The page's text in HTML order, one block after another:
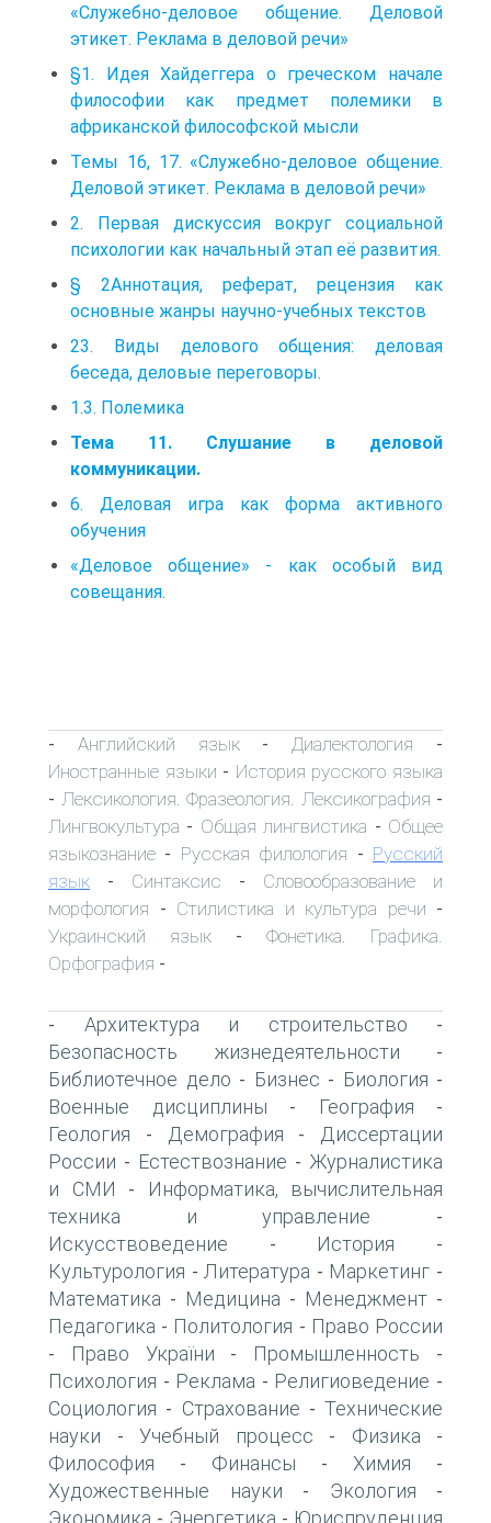
«Служебно-деловое общение. Деловой
этикет. Реклама в деловой речи»
§1. Идея Хайдеггера о греческом начале
философии как предмет полемики в
африканской философской мысли
Темы 16, 17. «Служебно-деловое общение.
Деловой этикет. Реклама в деловой речи»
2. Первая дискуссия вокруг социальной
психологии как начальный этап её развития.
§ 2Аннотация, реферат, рецензия как
основные жанры научно-учебных текстов
23. Виды делового общения: деловая
беседа, деловые переговоры.
1.3. Полемика
Тема 11. Слушание в деловой
коммуникации.
6. Деловая игра как форма активного
обучения
«Деловое общение» - как особый вид
совещания.
- Английский язык- Диалектология -
Иностранные языки - История русского языка
- Лексикология. Фразеология. Лексикография -
Лингвокультура - Общая лингвистика - Общее
языкознание - Русская филология - Русский
язык - Синтаксис - Словообразование и
морфология - Стилистика и культура речи -
Украинский язык - Фонетика. Графика.
Орфография -
- Архитектура и строительство -
Безопасность жизнедеятельности -
Библиотечное дело - Бизнес - Биология -
Военные дисциплины - География -
Геология - Демография -
Диссертации
России - Естествознание - Журналистика
и СМИ -
Информатика, вычислительная
техника и управление -
Искусствоведение - История -
Культурология - Литература - Маркетинг -
Математика - Медицина - Менеджмент -
Педагогика - Политология - Право России
- Право України - Промышленность -
Психология - Реклама - Религиоведение -
Социология - Страхование - Технические
науки - Учебный процесс - Физика -
Философия - Финансы - Химия -
Художественные науки - Экология -
Экономика Энергетика Юриспруденция